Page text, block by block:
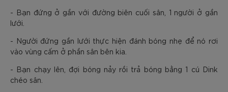
- Bạn đứng ở gần với đường biên cuối sân, 1 người ở gần
lưới.
- Người đứng gần lưới thực hiện đánh bóng nhẹ để nó rơi
vào vùng cấm ở phần sân bên kia.
- Bạn chạy lên, đợi bóng nảy rồi trả bóng bằng 1 cú Dink
chéo sân.